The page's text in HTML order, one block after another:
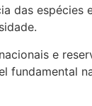
das espécies
e
fundamental